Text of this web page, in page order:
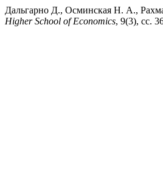
Дальгарно Д., Осминская Н. А.,
Higher School of Economics, 9(3), сс.